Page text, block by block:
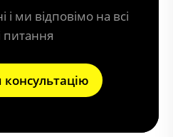
і ми відповімо на всі
питання